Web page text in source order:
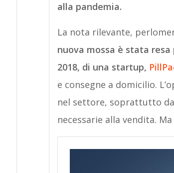
alla pandemia.
La nota rilevante,
nuova mossa è stata
2018, di una startup,
e consegne a domicilio.
nel settore, soprattutto
necessarie alla vendita.